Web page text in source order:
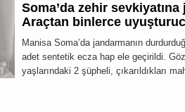
Soma’da zehir
Araçtan binlerce
Manisa Soma’da jandarmanın
adet sentetik ecza hap ele geçirildi.
yaşlarındaki 2 şüpheli, çıkarıldıkları